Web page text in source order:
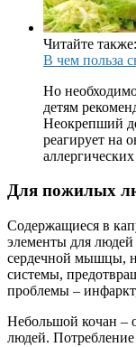
Читайте также:
В чем польза
Но
детям
Неокрепший
реагирует на
Для пожилых
Содержащиеся в
элементы для
сердечной мышцы,
системы,
проблемы –
Небольшой кочан –
людей.